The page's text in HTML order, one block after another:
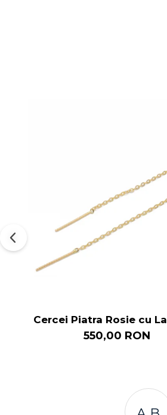
Cercei Piatra Rosie cu
14k
550,00 RON